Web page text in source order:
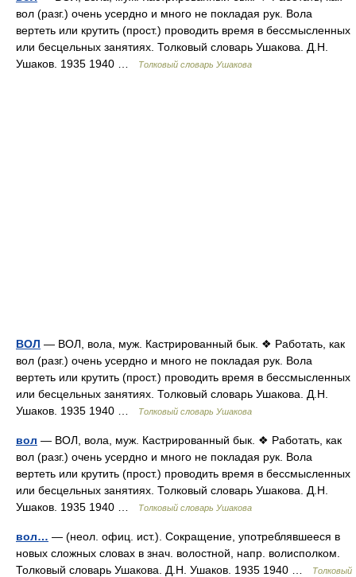
вол (разг.) очень усердно и много не покладая рук. Вола
вертеть или крутить (прост.) проводить время в бессмысленных
или бесцельных занятиях. Толковый словарь Ушакова. Д.Н.
Ушаков. 1935 1940 …
Толковый словарь Ушакова
ВОЛ — ВОЛ, вола, муж. Кастрированный бык. ❖ Работать, как
вол (разг.) очень усердно и много не покладая рук. Вола
вертеть или крутить (прост.) проводить время в бессмысленных
или бесцельных занятиях. Толковый словарь Ушакова. Д.Н.
Ушаков. 1935 1940 …
Толковый словарь Ушакова
вол — ВОЛ, вола, муж. Кастрированный бык. ❖ Работать, как
вол (разг.) очень усердно и много не покладая рук. Вола
вертеть или крутить (прост.) проводить время в бессмысленных
или бесцельных занятиях. Толковый словарь Ушакова. Д.Н.
Ушаков. 1935 1940 …
Толковый словарь Ушакова
вол… — (неол. офиц. ист.). Сокращение, употреблявшееся в
новых сложных словах в знач. волостной, напр. волисполком.
Толковый словарь Ушакова. Д.Н. Ушаков. 1935 1940 …
Толковый